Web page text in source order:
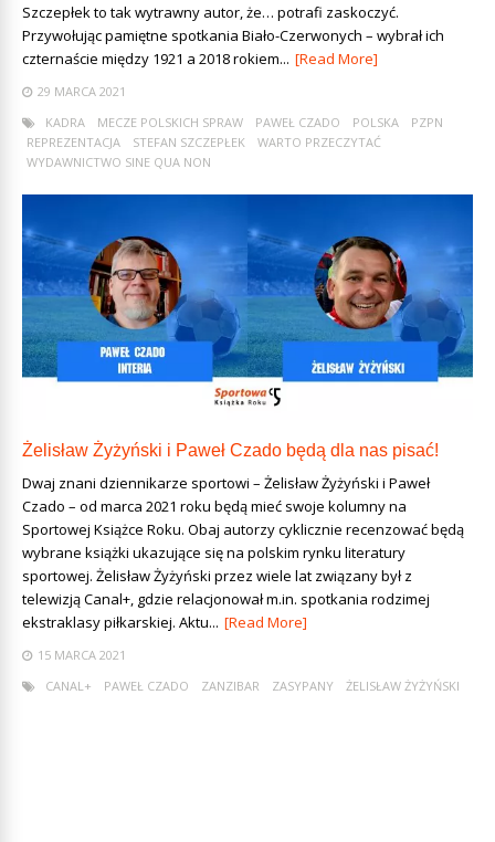
Szczepłek to tak wytrawny autor, że… potrafi zaskoczyć.
Przywołując pamiętne spotkania Biało-Czerwonych – wybrał ich
czternaście między 1921 a 2018 rokiem... [Read More]
29 MARCA 2021
KADRA
MECZE POLSKICH SPRAW PAWEŁ CZADO POLSKA
PZPN
REPREZENTACJA
STEFAN SZCZEPŁEK
WARTO PRZECZYTAĆ
WYDAWNICTWO SINE QUA NON
Żelisław Żyżyński i Paweł Czado będą dla nas pisać!
Dwaj znani dziennikarze sportowi – Żelisław Żyżyński i Paweł
Czado – od marca 2021 roku będą mieć swoje kolumny na
Sportowej Książce Roku. Obaj autorzy cyklicznie recenzować będą
wybrane książki ukazujące się na polskim rynku literatury
sportowej. Żelisław Żyżyński przez wiele lat związany był z
telewizją Canal+, gdzie relacjonował m.in. spotkania rodzimej
ekstraklasy piłkarskiej. Aktu... [Read More]
15 MARCA 2021
CANAL+
PAWEŁ CZADO ZANZIBAR ZASYPANY ŻELISŁAW ŻYŻYŃSKI